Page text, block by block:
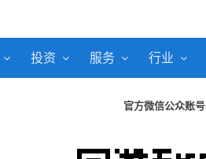
投资 服务 行业
官方微信公众账号